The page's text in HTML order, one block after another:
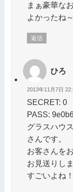
まぁ豪華な
よかったね
返信
ひろ
2013年11月7日
SECRET: 0
PASS:
グラスハウ
さんです。
お客さんを
お見送りし
すごいよね！